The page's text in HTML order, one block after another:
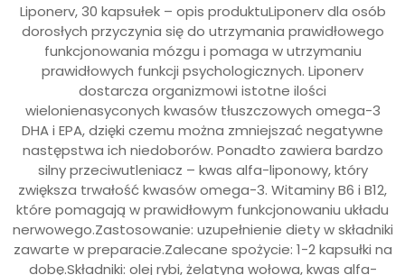
Liponerv, 30 kapsułek – opis produktuLiponerv dla osób
dorosłych przyczynia się do utrzymania prawidłowego
funkcjonowania mózgu i pomaga w utrzymaniu
prawidłowych funkcji psychologicznych. Liponerv
dostarcza organizmowi istotne ilości
wielonienasyconych kwasów tłuszczowych omega-3
DHA i EPA, dzięki czemu można zmniejszać negatywne
następstwa ich niedoborów. Ponadto zawiera bardzo
silny przeciwutleniacz – kwas alfa-liponowy, który
zwiększa trwałość kwasów omega-3. Witaminy B6 i B12,
które pomagają w prawidłowym funkcjonowaniu układu
nerwowego.Zastosowanie: uzupełnienie diety w składniki
zawarte w preparacie.Zalecane spożycie: 1-2 kapsułki na
dobę.Składniki: olej rybi, żelatyna wołowa, kwas alfa-